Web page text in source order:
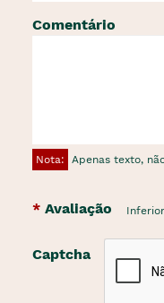
Comentário
Nota: Apenas texto,
Avaliação
Captcha